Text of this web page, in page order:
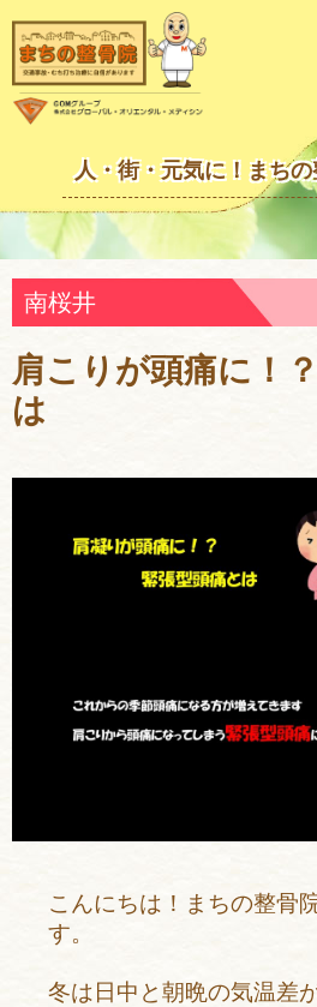
人・街・元気に！まち
南桜井
肩こりが頭痛に！
は
こんにちは！まちの整骨
す。
冬は日中と朝晩の気温差